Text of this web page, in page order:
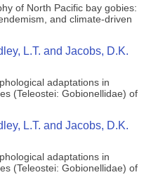
of North Pacific bay gobies:
and climate-driven
L.T. and Jacobs, D.K.
adaptations in
(Teleostei: Gobionellidae) of
L.T. and Jacobs, D.K.
adaptations in
(Teleostei: Gobionellidae) of